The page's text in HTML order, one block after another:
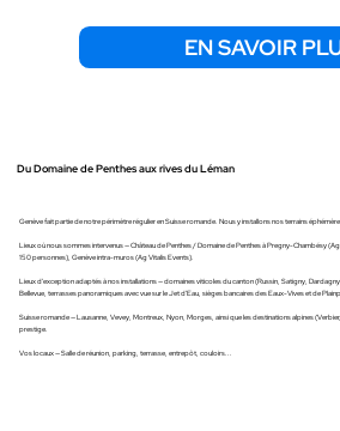
EN SAVOIR
Du Domaine de Penthes aux rives du Léman
Genève fait partie de notre périmètre régulier en Suisse romande. Nous y installons nos terrains
Lieux où nous sommes intervenus — Château de Penthes / Domaine de Penthes à Pregny-Chambésy
150 personnes), Genève intra-muros (Ag Vitalis Events).
Lieux d'exception adaptés à nos installations — domaines viticoles du canton (Russin, Satigny,
Bellevue, terrasses panoramiques avec vue sur le Jet d'Eau, sièges bancaires des Eaux-Vives et de
Suisse romande — Lausanne, Vevey, Montreux, Nyon, Morges, ainsi que les destinations alpines
prestige.
Vos locaux — Salle de réunion, parking, terrasse, entrepôt, couloirs...